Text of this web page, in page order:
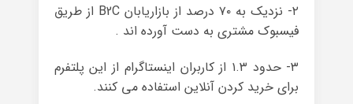
۲- نزدیک به ۷۰ درصد از بازاریابان B2C از طریق
فیسبوک مشتری به دست آورده اند .
۳- حدود ۱.۳ از کاربران اینستاگرام از این پلتفرم
برای خرید کردن آنلاین استفاده می کنند.